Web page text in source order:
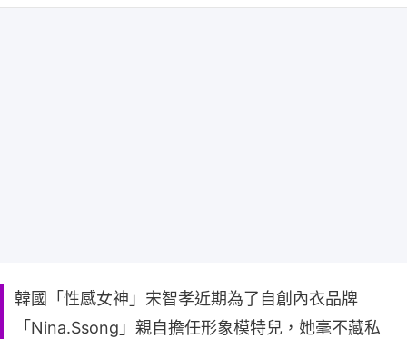
韓國「性感女神」宋智孝近期為了自創內衣品牌
「Nina.Ssong」親自擔任形象模特兒，她毫不藏私